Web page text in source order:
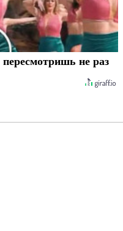
пересмотришь не раз